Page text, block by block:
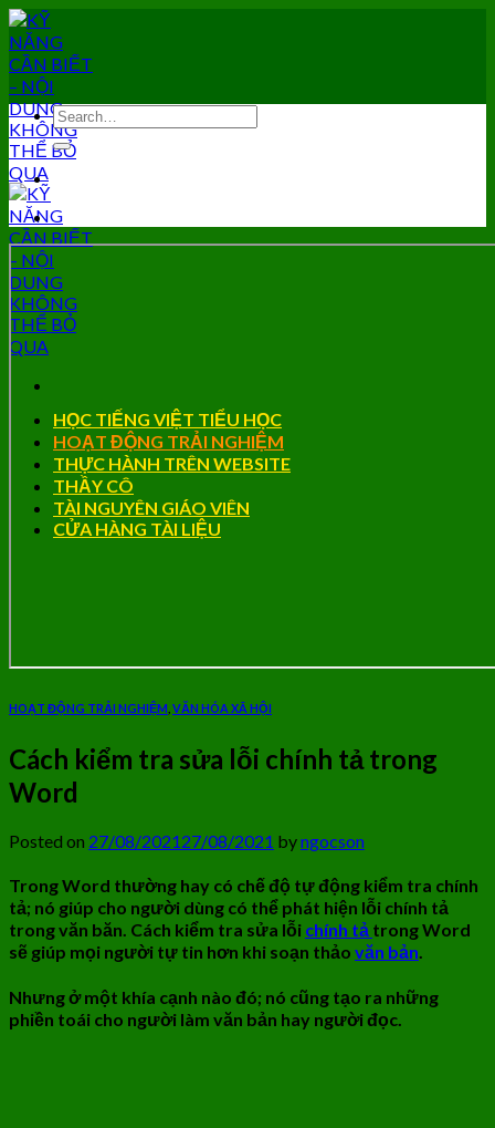
Skip
to
content
HỌC TIẾNG VIỆT TIỂU HỌC
HOẠT ĐỘNG TRẢI NGHIỆM
THỰC HÀNH TRÊN WEBSITE
THẦY CÔ
TÀI NGUYÊN GIÁO VIÊN
CỬA HÀNG TÀI LIỆU
HOẠT ĐỘNG TRẢI NGHIỆM VĂN HÓA XÃ HỘI
Cách kiểm tra sửa lỗi chính tả trong
Word
Posted on 27/08/202127/08/2021 byngocson
Trong Word thường hay có chế độ tự động kiểm tra chính
tả; nó giúp cho người dùng có thể phát hiện lỗi chính tả
trong văn băn. Cách kiểm tra sửa lỗi chính tả trong Word
sẽ giúp mọi người tự tin hơn khi soạn thảo văn bản.
Nhưng ở một khía cạnh nào đó; nó cũng tạo ra những
phiền toái cho người làm văn bản hay người đọc.